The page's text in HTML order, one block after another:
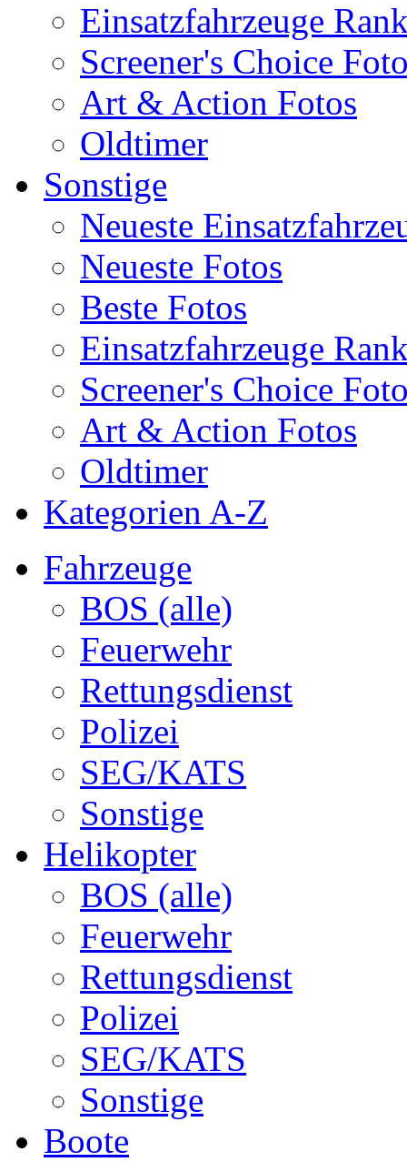
Einsatzfahrzeuge
Screener's Choice
Art & Action Fotos
Oldtimer
Sonstige
Neueste
Neueste Fotos
Beste Fotos
Einsatzfahrzeuge
Screener's Choice
Art & Action Fotos
Oldtimer
Kategorien A-Z
Fahrzeuge
BOS (alle)
Feuerwehr
Rettungsdienst
Polizei
SEG/KATS
Sonstige
Helikopter
BOS (alle)
Feuerwehr
Rettungsdienst
Polizei
SEG/KATS
Sonstige
Boote